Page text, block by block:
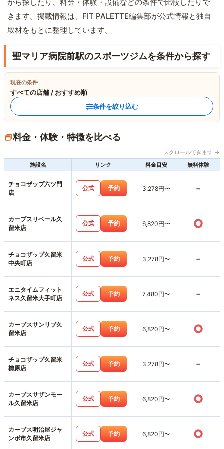
から探したり、料金・体験・設備などの条件で比較したりで
きます。掲載情報は、FIT PALETTE編集部が公式情報と独自
取材をもとに整理しています。
聖マリア病院前駅のスポーツジムを条件から探す
現在の条件
すべての店舗 / おすすめ順
条件を絞り込む
料金・体験・特徴を比べる
スクロールできます →
施設名
リンク 料金目安 無料体験
チョコザップ六ツ門
店
公式 予約 3,278円〜 -
カーブスリベール久
留米店
公式 予約 6,820円〜 ○
チョコザップ久留米
中央町店
公式 予約 3,278円〜 -
エニタイムフィット
ネス久留米大手町店
公式 予約 7,480円〜 -
カーブスサンリブ久
留米店
公式 予約 6,820円〜 ○
チョコザップ久留米
櫛原店
公式 予約 3,278円〜 -
カーブスサザンモー
ル久留米店
公式 予約 6,820円〜 ○
カーブス明治屋ジャ
ンボ市久留米店
公式 予約 6,820円〜 ○